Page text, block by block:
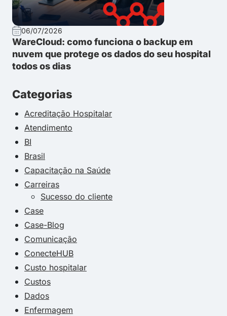
06/07/2026
WareCloud: como funciona o backup em
nuvem que protege os dados do seu hospital
todos os dias
Categorias
Acreditação Hospitalar
Atendimento
BI
Brasil
Capacitação na Saúde
Carreiras
Sucesso do cliente
Case
Case-Blog
Comunicação
ConecteHUB
Custo hospitalar
Custos
Dados
Enfermagem